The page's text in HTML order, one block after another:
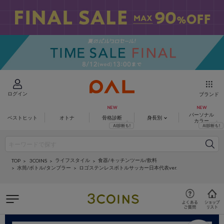
ログイン ブランド
ベストヒット オトナ 骨格診断 身長別
パーソナル
カラー
TOP 3COINS ライフスタイル
食器/キッチンツール/飲料
水筒/ボトル/タンブラー
ロゴステンレスボトルサッカー日本代表ver.